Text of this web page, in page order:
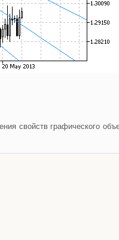
свойств графического